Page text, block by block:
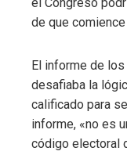
de que
El informe de
desafiaba la
calificado para
informe, «no es
código electoral